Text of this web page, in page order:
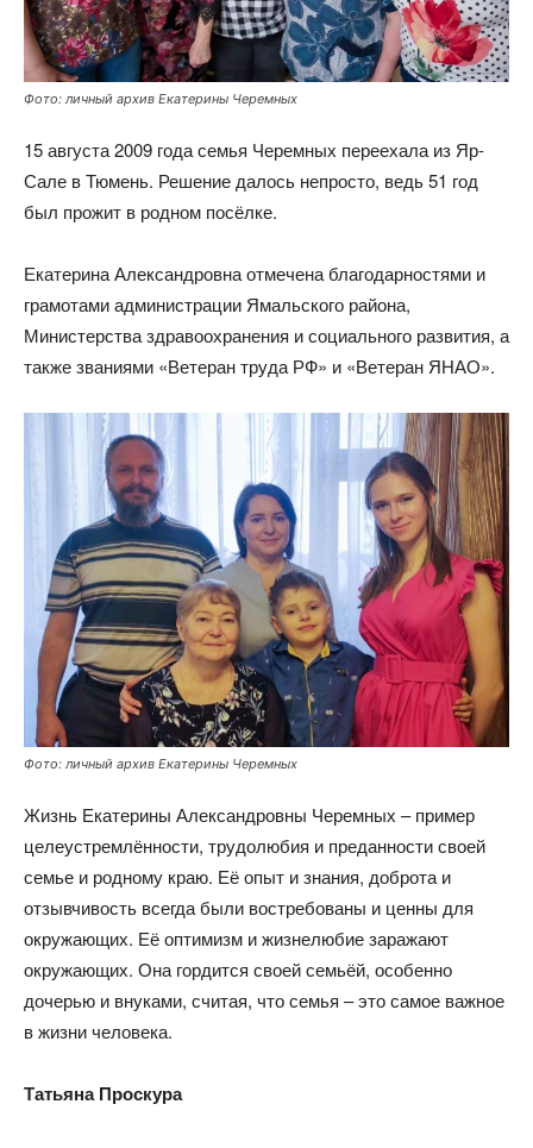
Фото: личный архив Екатерины Черемных
15 августа 2009 года семья Черемных переехала из Яр-
Сале в Тюмень. Решение далось непросто, ведь 51 год
был прожит в родном посёлке.
Екатерина Александровна отмечена благодарностями и
грамотами администрации Ямальского района,
Министерства здравоохранения и социального развития, а
также званиями «Ветеран труда РФ» и «Ветеран ЯНАО».
Фото: личный архив Екатерины Черемных
Жизнь Екатерины Александровны Черемных – пример
целеустремлённости, трудолюбия и преданности своей
семье и родному краю. Её опыт и знания, доброта и
отзывчивость всегда были востребованы и ценны для
окружающих. Её оптимизм и жизнелюбие заражают
окружающих. Она гордится своей семьёй, особенно
дочерью и внуками, считая, что семья – это самое важное
в жизни человека.
Татьяна Проскура